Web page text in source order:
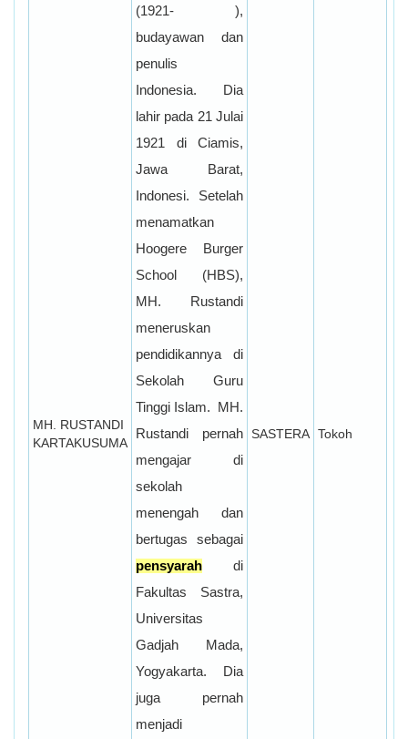
MH. RUSTANDI
KARTAKUSUMA
(1921-
),
budayawan dan
penulis
Indonesia.
Dia
lahir pada 21 Julai
1921 di Ciamis,
Jawa Barat,
Indonesi.
Setelah
menamatkan
Hoogere Burger
School (HBS),
MH. Rustandi
meneruskan
pendidikannya di
Sekolah Guru
Tinggi Islam.
MH.
Rustandi pernah
mengajar di
sekolah
menengah dan
bertugas sebagai
pensyarah di
Fakultas Sastra,
Universitas
Gadjah Mada,
Yogyakarta.
Dia
juga pernah
menjadi
SASTERA Tokoh